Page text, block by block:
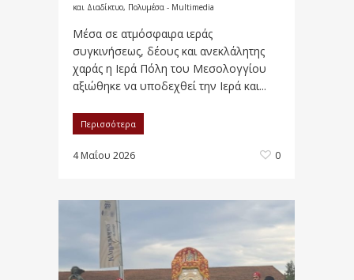
και Διαδίκτυο, Πολυμέσα - Multimedia
Μέσα σε ατμόσφαιρα ιεράς
συγκινήσεως, δέους και ανεκλάλητης
χαράς η Ιερά Πόλη του Μεσολογγίου
αξιώθηκε να υποδεχθεί την Ιερά και...
Περισσότερα
4 Μαΐου 2026 0